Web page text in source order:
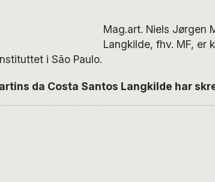
Mag.art. Niels Jørgen
Langkilde, fhv. MF, er
i São Paulo.
da Costa Santos Langkilde har